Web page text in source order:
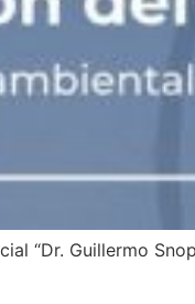
“Dr. Guillermo